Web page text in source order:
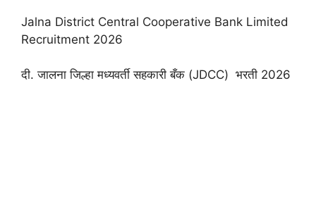
Jalna District Central Cooperative Bank Limited
Recruitment 2026
दी. जालना जिल्हा मध्यवर्ती सहकारी बँक (JDCC) भरती 2026